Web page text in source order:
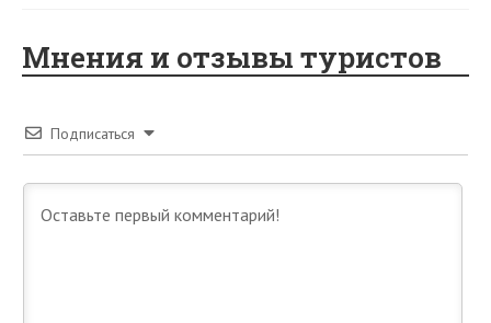
Мнения и отзывы туристов
Подписаться